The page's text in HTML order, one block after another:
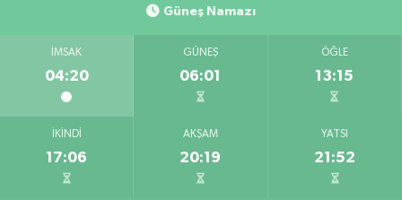
Güneş Namazı
İMSAK
04:20
GÜNEŞ
06:01
ÖĞLE
13:15
İKINDI
17:06
AKŞAM
20:19
YATSI
21:52